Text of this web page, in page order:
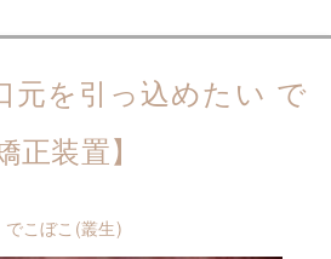
元を引っ込めたい で
正装置】
でこぼこ(叢生)